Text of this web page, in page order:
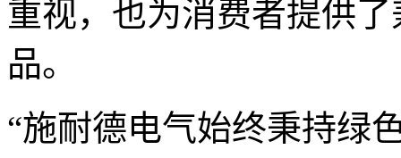
重视，也为消费者提供
品。
“施耐德电气始终秉持绿